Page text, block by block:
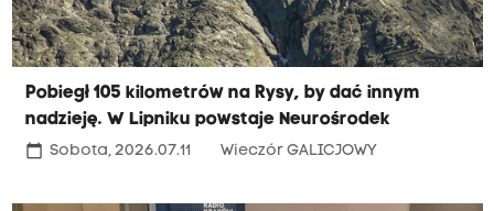
Pobiegł 105 kilometrów na Rysy, by dać innym
nadzieję. W Lipniku powstaje Neurośrodek
calendar_today Sobota, 2026.07.11 Wieczór GALICJOWY